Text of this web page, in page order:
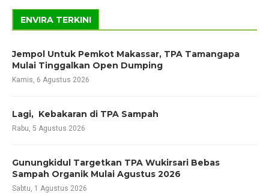
ENVIRA TERKINI
Jempol Untuk Pemkot Makassar, TPA Tamangapa
Mulai Tinggalkan Open Dumping
Kamis, 6 Agustus 2026
Lagi, Kebakaran di TPA Sampah
Rabu, 5 Agustus 2026
Gunungkidul Targetkan TPA Wukirsari Bebas
Sampah Organik Mulai Agustus 2026
Sabtu, 1 Agustus 2026